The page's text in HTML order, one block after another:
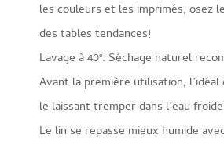
les couleurs et les imprimés, osez
des tables tendances!
Lavage à 40°. Séchage naturel
Avant la première utilisation,
le laissant tremper dans l’eau
Le lin se repasse mieux humide